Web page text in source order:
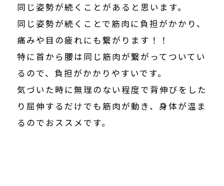
同じ姿勢が続くことがあると思います。
同じ姿勢が続くことで筋肉に負担がかかり、
痛みや目の疲れにも繋がります！！
特に首から腰は同じ筋肉が繋がってついてい
るので、負担がかかりやすいです。
気づいた時に無理のない程度で背伸びをした
り屈伸するだけでも筋肉が動き、身体が温ま
るのでおススメです。